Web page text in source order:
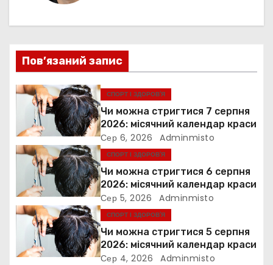
ц
і
я
а
и
с
і
Пов’язаний запис
СПОРТ І ЗДОРОВ’Я
Чи можна стригтися 7 серпня
2026: місячний календар краси
Сер 6, 2026 Adminmisto
СПОРТ І ЗДОРОВ’Я
Чи можна стригтися 6 серпня
2026: місячний календар краси
Сер 5, 2026 Adminmisto
СПОРТ І ЗДОРОВ’Я
Чи можна стригтися 5 серпня
2026: місячний календар краси
Сер 4, 2026 Adminmisto